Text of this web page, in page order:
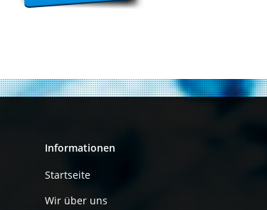
Informationen
Startseite
Wir über uns